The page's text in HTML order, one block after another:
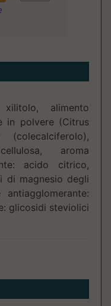
alimento
in polvere (Citrus
aroma
acido citrico,
di magnesio degli
glicosidi steviolici